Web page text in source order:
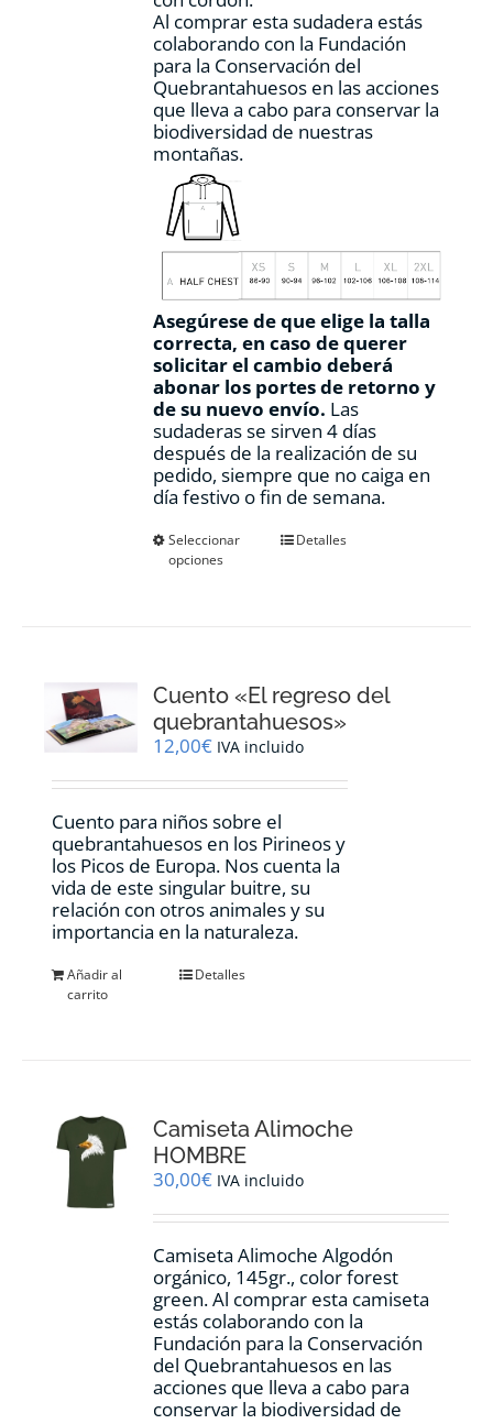
Al comprar esta sudadera estás
colaborando con la Fundación
para la Conservación del
Quebrantahuesos en las acciones
que lleva a cabo para conservar la
biodiversidad de nuestras
montañas.
Asegúrese de que elige la talla
correcta, en caso de querer
solicitar el cambio deberá
abonar los portes de retorno y
de su nuevo envío. Las
sudaderas se sirven 4 días
después de la realización de su
pedido, siempre que no caiga en
día festivo o fin de semana.
Seleccionar
opciones
Este
se
pueden
elegir
en
la
producto
Detalles
Cuento «El regreso del
quebrantahuesos»
12,00€ IVA incluido
Cuento para niños sobre el
quebrantahuesos en los Pirineos y
los Picos de Europa. Nos cuenta la
vida de este singular buitre, su
relación con otros animales y su
importancia en la naturaleza.
Añadir al
carrito
Detalles
Camiseta Alimoche
HOMBRE
30,00€ IVA incluido
Camiseta Alimoche Algodón
orgánico, 145gr., color forest
green. Al comprar esta camiseta
estás colaborando con la
Fundación para la Conservación
del Quebrantahuesos en las
acciones que lleva a cabo para
conservar la biodiversidad de